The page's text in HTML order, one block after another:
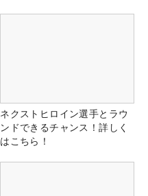
ネクストヒロイン選手とラウ
ンドできるチャンス！詳しく
はこちら！